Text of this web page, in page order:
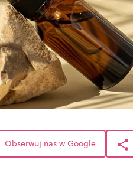
Obserwuj nas w Google